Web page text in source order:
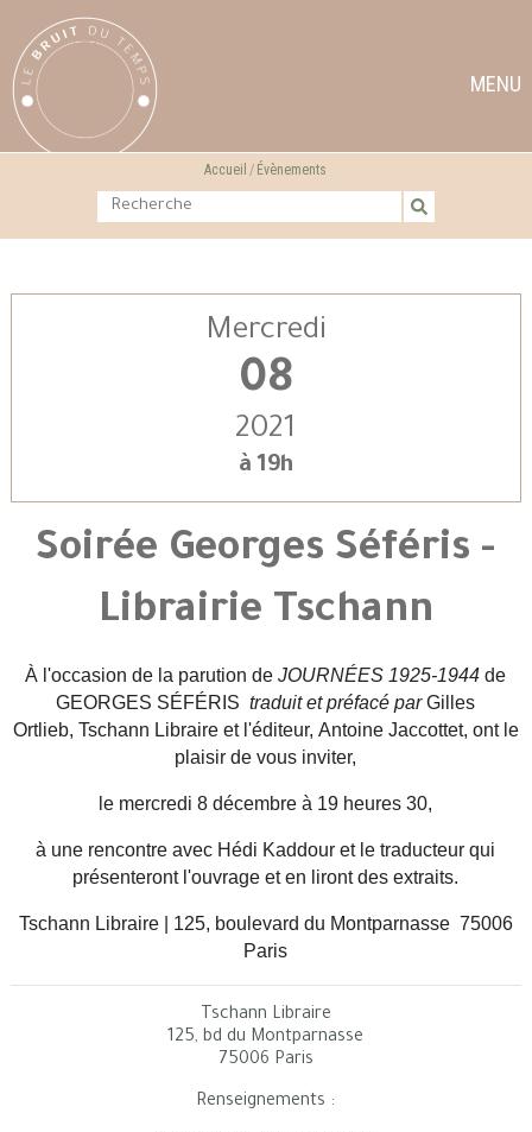
MENU
Accueil Évènements
Mercredi
08
2021
à 19h
Soirée Georges Séféris -
Librairie Tschann
À l'occasion de la parution deJOURNÉES 1925-1944 de
GEORGES SÉFÉRIS traduit et préfacé parGilles
Ortlieb, Tschann Libraire et l'éditeur, Antoine Jaccottet, ont le
plaisir de vous inviter,
le mercredi 8 décembre à 19 heures 30,
à une rencontre avec Hédi Kaddour et le traducteurqui
présenteront l'ouvrage et en liront des extraits.
Tschann Libraire | 125, boulevard du Montparnasse 75006
Paris
Tschann Libraire
125, bd du Montparnasse
75006 Paris
Renseignements :